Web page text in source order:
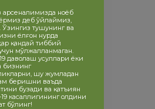
арсеналимизда ноёб
деб ўйлаймиз,
Ўзингиз тушунинг ва
ёлғон нурда
қандай тиббий
мўлжалланмаган.
даволаш усуллари ёки
бизнинг
шу жумладан
беришни ваъда
бузади ва қатъиян
касаллигининг олдини
бўлинг!